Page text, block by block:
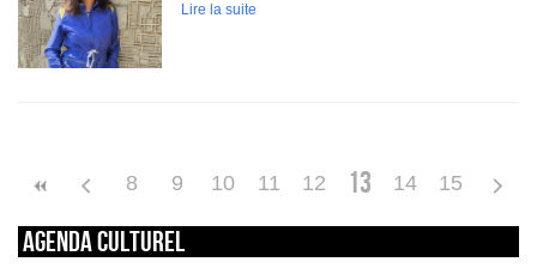
Lire la suite
8 9 10 11 12 13 14 15
Agenda culturel